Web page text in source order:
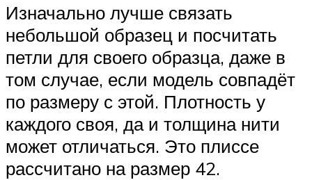
Изначально лучше связать
небольшой образец и посчитать
петли для своего образца, даже в
том случае, если модель совпадёт
по размеру с этой. Плотность у
каждого своя, да и толщина нити
может отличаться. Это плиссе
рассчитано на размер 42.